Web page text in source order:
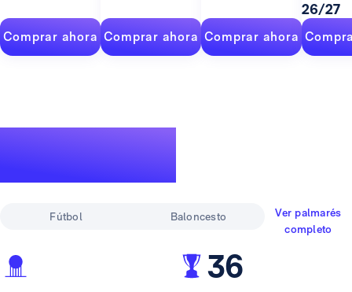
Comprar ahora Comprar ahora Comprar ahora
26/27
Fútbol Baloncesto
Ver palmarés
completo
36